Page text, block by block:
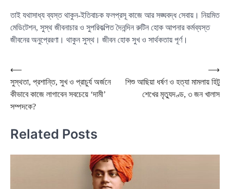
তাই যথাসাধ্য ব্যস্ত থাকুন-ইতিবাচক ফলপ্রসূ কাজে আর সঙ্ঘবদ্ধ সেবায়। নিয়মিত
মেডিটেশন, সুস্থ জীবনাচার ও সুপরিকল্পিত দৈনন্দিন রুটিন হোক আপনার কর্মব্যস্ত
জীবনের অনুপ্রেরণা। থাকুন সুস্থ। জীবন হোক সুখ ও সার্থকতায় পূর্ণ।
Post
navigation
⟵
সুস্থতা, প্রশান্তি, সুখ ও প্রাচুর্য অর্জনে
কীভাবে কাজে লাগাবেন সবচেয়ে ‘দামী’
সম্পদকে?
শিশু আছিয়া ধর্ষণ ও হত্যা মামলায় হিটু
শেখের মৃত্যুদণ্ড, ৩ জন খালাস
⟶
Related Posts